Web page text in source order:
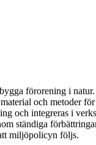
förorening i natur.
och metoder
och integreras i
ständiga
miljöpolicyn följs.